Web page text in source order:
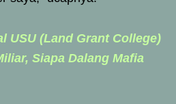
USU (Land Grant College)
Siapa Dalang Mafia